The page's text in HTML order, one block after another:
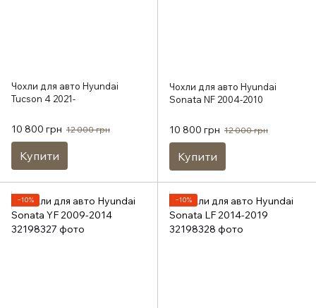
Чохли для авто Hyundai
Tucson 4 2021-
10 800 грн 12 000 грн
Купити
Чохли для авто Hyundai
Sonata NF 2004-2010
10 800 грн 12 000 грн
Купити
−10% −10%